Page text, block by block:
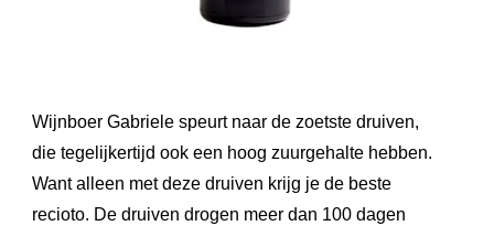
Wijnboer Gabriele speurt naar de zoetste druiven,
die tegelijkertijd ook een hoog zuurgehalte hebben.
Want alleen met deze druiven krijg je de beste
recioto. De druiven drogen meer dan 100 dagen